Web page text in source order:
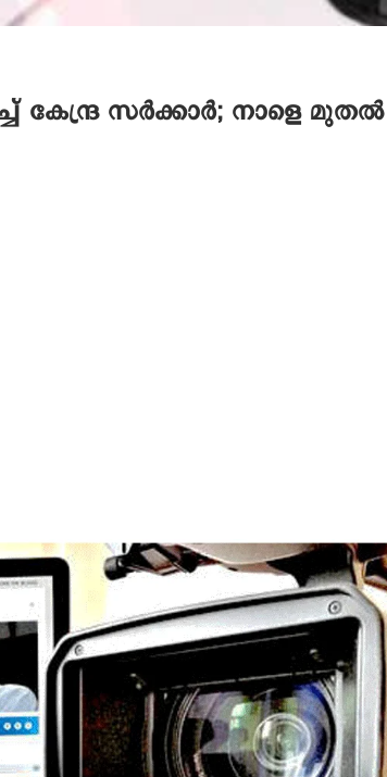
കേന്ദ്ര സർക്കാർ; നാളെ മുതൽ